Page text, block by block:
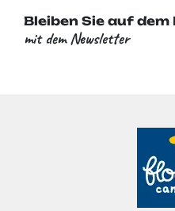
Bleiben Sie auf dem
mit dem Newsletter